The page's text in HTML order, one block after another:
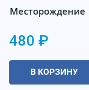
Месторождение
480 ₽
В КОРЗИНУ